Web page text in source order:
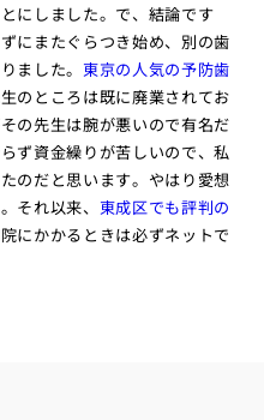
にしました。で、結論です
にまたぐらつき始め、別の歯
ました。東京の人気の予防歯
のところは既に廃業されてお
の先生は腕が悪いので有名だ
ず資金繰りが苦しいので、私
のだと思います。やはり愛想
それ以来、 東成区でも評判の
にかかるときは必ずネットで